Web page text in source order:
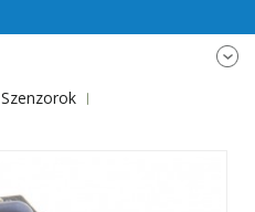
Szenzorok